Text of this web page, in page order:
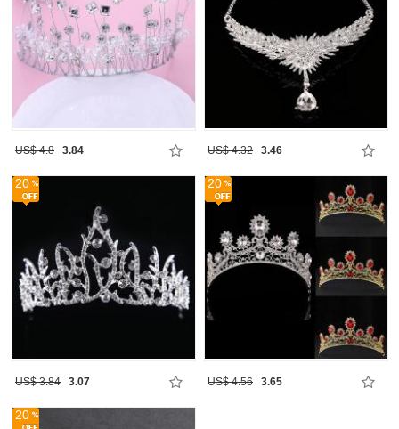
US$ 4.8 3.84 US$ 4.32 3.46
20
US$ 3.84 3.07
20
US$ 4.56 3.65
20